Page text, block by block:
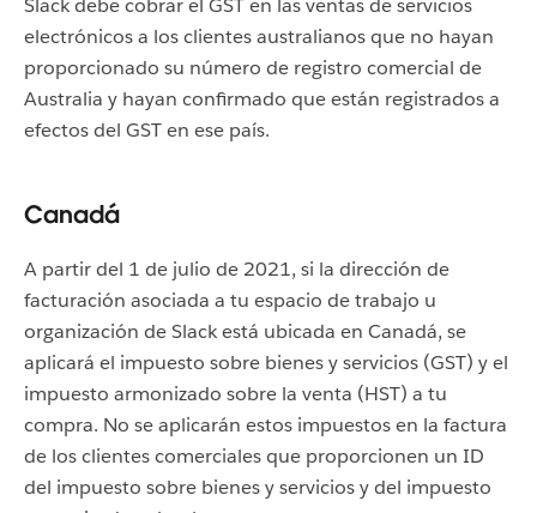
electrónicos a los clientes australianos que no hayan
proporcionado su número de registro comercial de
Australia y hayan confirmado que están registrados a
efectos del GST en ese país.
Canadá
A partir del 1 de julio de 2021, si la dirección de
facturación asociada a tu espacio de trabajo u
organización de Slack está ubicada en Canadá, se
aplicará el impuesto sobre bienes y servicios (GST) y el
impuesto armonizado sobre la venta (HST) a tu
compra. No se aplicarán estos impuestos en la factura
de los clientes comerciales que proporcionen un ID
del impuesto sobre bienes y servicios y del impuesto